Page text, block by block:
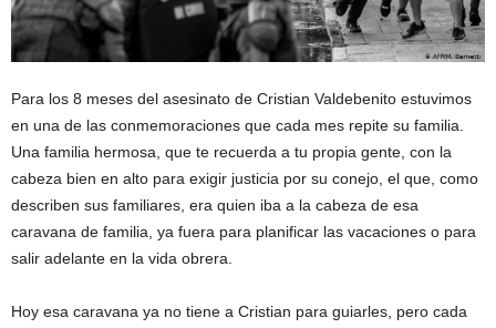
Para los 8 meses del asesinato de Cristian Valdebenito estuvimos
en una de las conmemoraciones que cada mes repite su familia.
Una familia hermosa, que te recuerda a tu propia gente, con la
cabeza bien en alto para exigir justicia por su conejo, el que, como
describen sus familiares, era quien iba a la cabeza de esa
caravana de familia, ya fuera para planificar las vacaciones o para
salir adelante en la vida obrera.
Hoy esa caravana ya no tiene a Cristian para guiarles, pero cada